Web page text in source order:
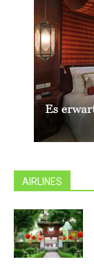
AIRLINES